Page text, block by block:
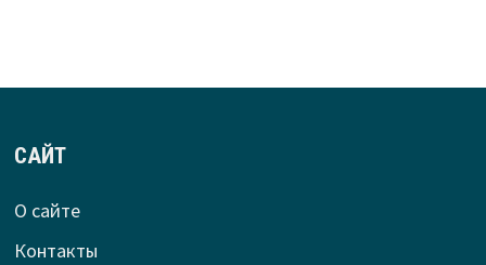
САЙТ
О сайте
Контакты